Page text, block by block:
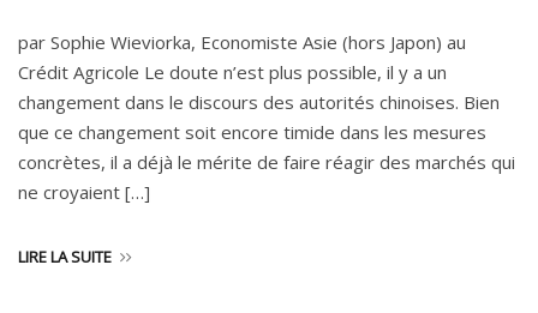
par Sophie Wieviorka, Economiste Asie (hors Japon) au
Crédit Agricole Le doute n’est plus possible, il y a un
changement dans le discours des autorités chinoises. Bien
que ce changement soit encore timide dans les mesures
concrètes, il a déjà le mérite de faire réagir des marchés qui
ne croyaient […]
LIRE LA SUITE